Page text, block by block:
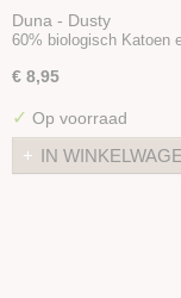
Duna - Dusty
60% biologisch Katoen
€ 8,95
✓ Op voorraad
IN